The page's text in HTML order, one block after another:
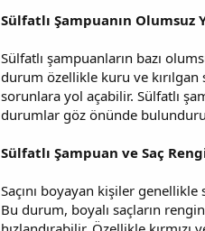
Sülfatlı Şampuanın Olumsuz
Sülfatlı şampuanların bazı
durum özellikle kuru ve
sorunlara yol açabilir. Sülfatlı
durumlar göz önünde
Sülfatlı Şampuan ve Saç
Saçını boyayan kişiler
Bu durum, boyalı saçların